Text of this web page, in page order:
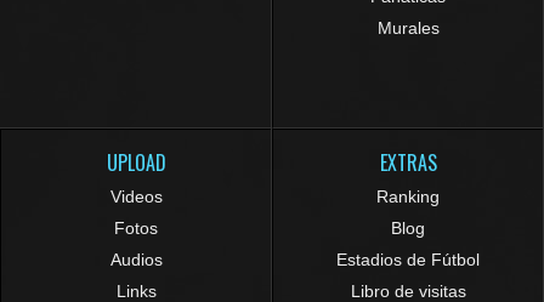
Murales
UPLOAD
Videos
Fotos
Audios
Links
EXTRAS
Ranking
Blog
Estadios de Fútbol
Libro de visitas